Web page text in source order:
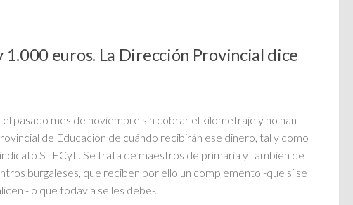
1.000 euros. La Dirección Provincial dice
pasado mes de noviembre sin cobrar el kilometraje y no han
de Educación de cuándo recibirán ese dinero, tal y como
STECyL. Se trata de maestros de primaria y también de
burgaleses, que reciben por ello un complemento -que sí se
-lo que todavía se les debe-.